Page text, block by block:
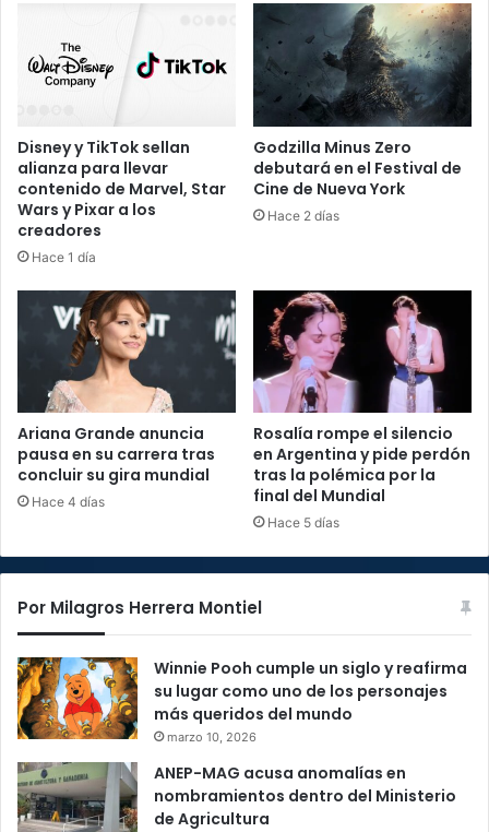
Disney y TikTok sellan
alianza para llevar
contenido de Marvel, Star
Wars y Pixar a los
creadores
Hace 1 día
Godzilla Minus Zero
debutará en el Festival de
Cine de Nueva York
Hace 2 días
Ariana Grande anuncia
pausa en su carrera tras
concluir su gira mundial
Hace 4 días
Rosalía rompe el silencio
en Argentina y pide perdón
tras la polémica por la
final del Mundial
Hace 5 días
Por Milagros Herrera Montiel
Winnie Pooh cumple un siglo y reafirma
su lugar como uno de los personajes
más queridos del mundo
marzo 10, 2026
ANEP-MAG acusa anomalías en
nombramientos dentro del Ministerio
de Agricultura